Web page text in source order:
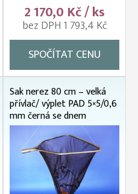
2 170,0 Kč / ks
bez DPH 1 793,4 Kč
SPOČÍTAT CENU
Sak nerez 80 cm – velká
přívlač/ výplet PAD 5×5/0,6
mm černá se dnem